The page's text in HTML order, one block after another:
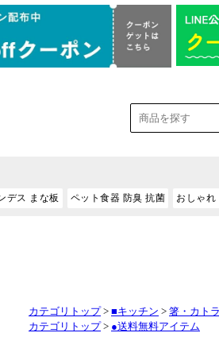
カテゴリトップ > ■キッチン > 箸・カト
カテゴリトップ > ●送料無料アイテム